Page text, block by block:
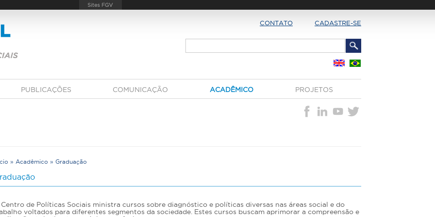
CONTATO CADASTRE-SE
PUBLICAÇÕES COMUNICAÇÃO ACADÊMICO PROJETOS
» Acadêmico » Graduação
Centro de Políticas Sociais ministra cursos sobre diagnóstico e políticas diversas nas áreas social e do
voltados para diferentes segmentos da sociedade. Estes cursos buscam aprimorar a compreensão e